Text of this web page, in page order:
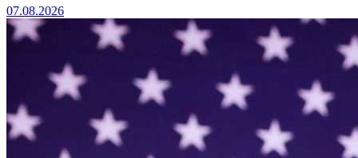
07.08.2026